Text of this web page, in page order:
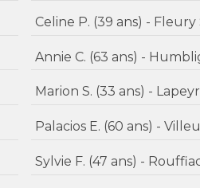
Celine P. (39 ans)
Annie C. (63 ans) -
Marion S. (33 ans)
Palacios E. (60
Sylvie F. (47 ans) -